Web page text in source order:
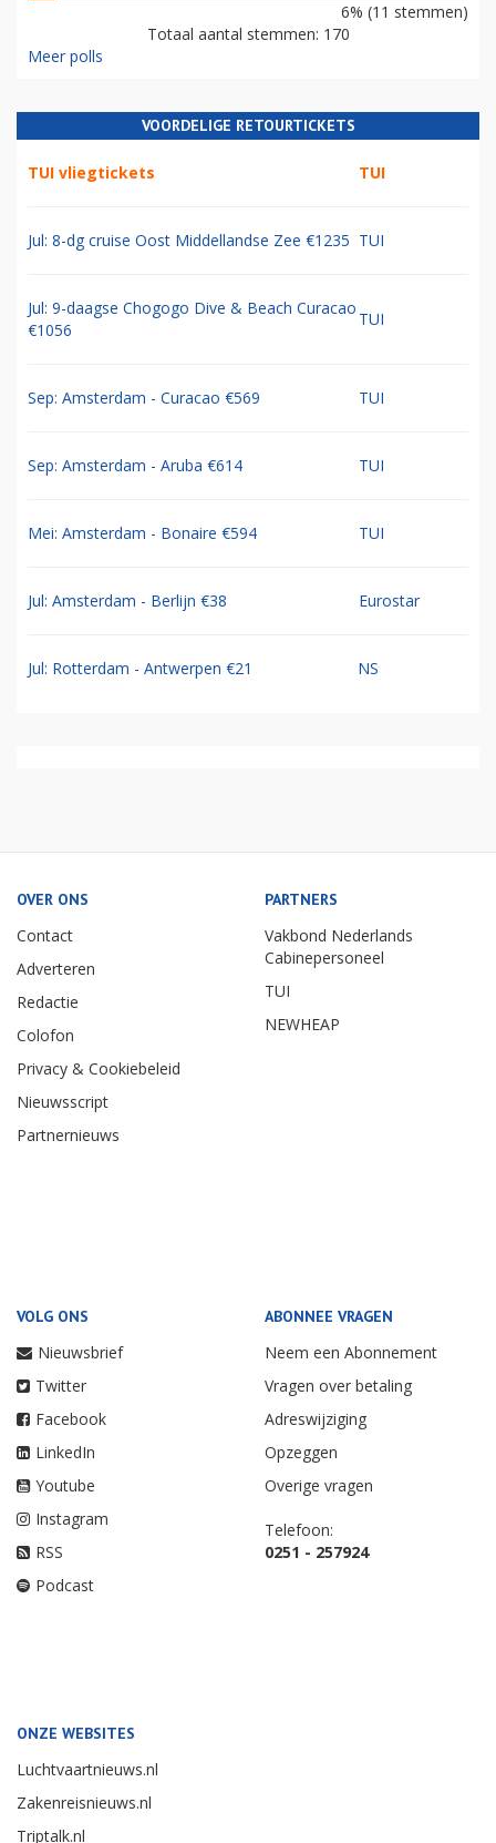
6% (11 stemmen)
Totaal aantal stemmen: 170
Meer polls
VOORDELIGE RETOURTICKETS
TUI vliegtickets TUI
Jul: 8-dg cruise Oost Middellandse Zee €1235 TUI
Jul: 9-daagse Chogogo Dive & Beach Curacao
€1056
TUI
Sep: Amsterdam - Curacao €569 TUI
Sep: Amsterdam - Aruba €614 TUI
Mei: Amsterdam - Bonaire €594 TUI
Jul: Amsterdam - Berlijn €38 Eurostar
Jul: Rotterdam - Antwerpen €21 NS
OVER ONS
Contact
Adverteren
Redactie
Colofon
Privacy & Cookiebeleid
Nieuwsscript
Partnernieuws
PARTNERS
Vakbond Nederlands
Cabinepersoneel
TUI
NEWHEAP
VOLG ONS
Nieuwsbrief
Twitter
Facebook
LinkedIn
Youtube
Instagram
RSS
Podcast
ABONNEE VRAGEN
Neem een Abonnement
Vragen over betaling
Adreswijziging
Opzeggen
Overige vragen
Telefoon:
0251 - 257924
ONZE WEBSITES
Luchtvaartnieuws.nl
Zakenreisnieuws.nl
Triptalk.nl